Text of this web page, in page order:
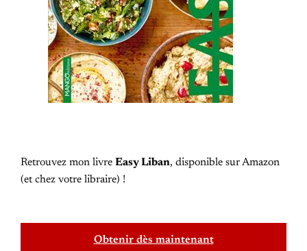
Retrouvez mon livre Easy Liban, disponible sur Amazon
(et chez votre libraire) !
Obtenir dès maintenant